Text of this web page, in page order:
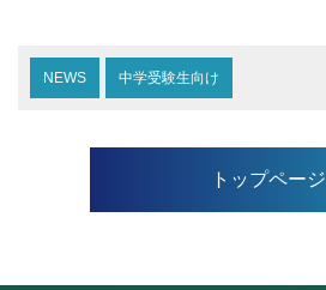
NEWS 中学受験生向け
トップページ